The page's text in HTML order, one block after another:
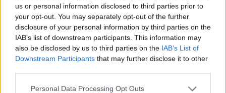
us or personal information disclosed to third parties prior to
your opt-out. You may separately opt-out of the further
disclosure of your personal information by third parties on the
IAB’s list of downstream participants. This information may
also be disclosed by us to third parties on the IAB’s List of
Downstream Participants that may further disclose it to other
Please note that this website/app uses one or more Google
Personal Data Processing Opt Outs
ECONOMÍA